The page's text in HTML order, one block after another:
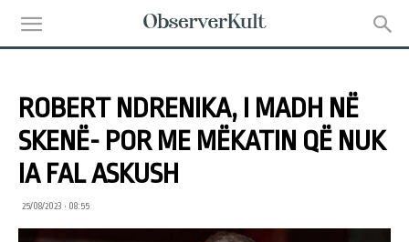
ROBERT NDRENIKA, I MADH NË
SKENË- POR ME MËKATIN QË NUK
IA FAL ASKUSH
25/08/2023 • 08:55